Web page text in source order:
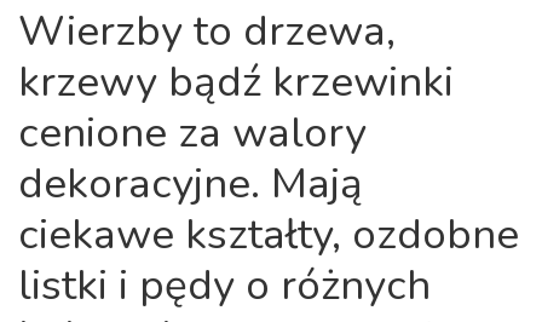
Wierzby to drzewa,
krzewy bądź krzewinki
cenione za walory
dekoracyjne. Mają
ciekawe kształty, ozdobne
listki i pędy o różnych